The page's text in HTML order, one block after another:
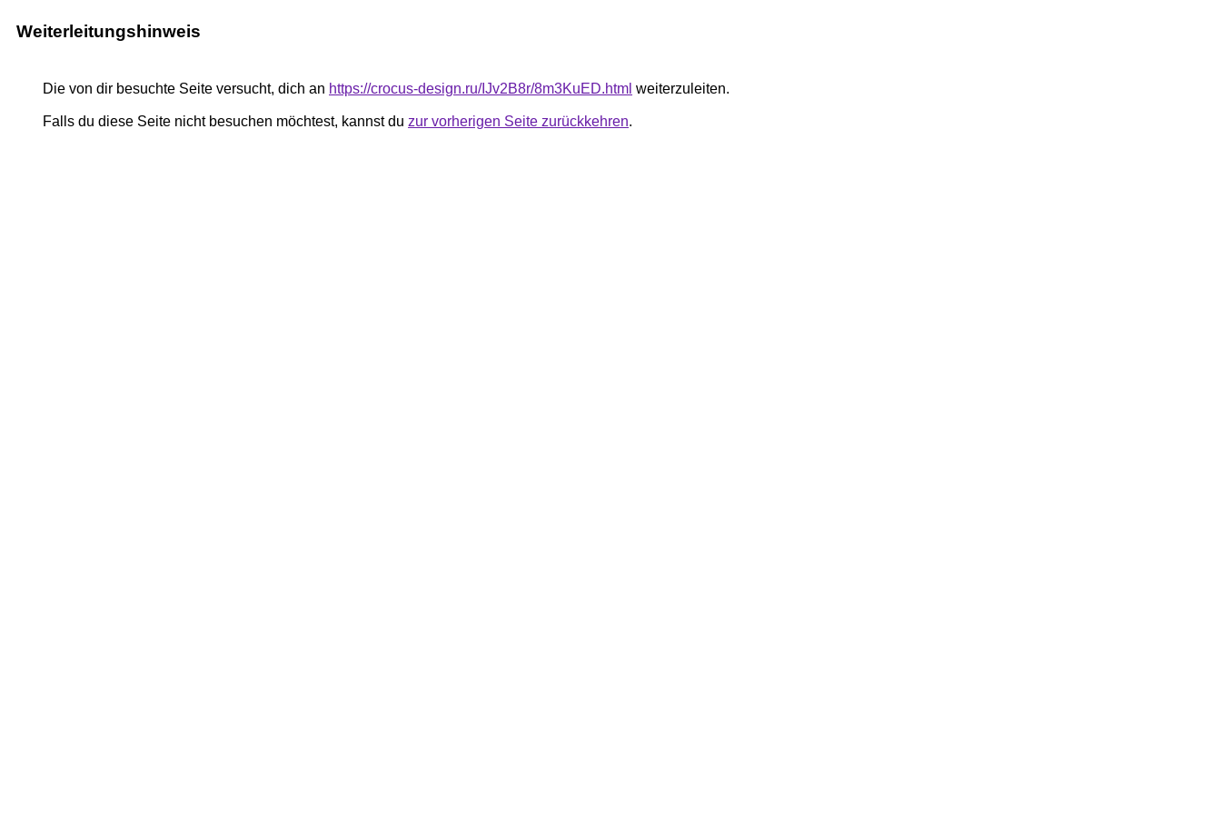
Weiterleitungshinweis
Die von dir besuchte Seite versucht, dich an https://crocus-design.ru/IJv2B8r/8m3KuED.html weiterzuleiten.
Falls du diese Seite nicht besuchen möchtest, kannst du zur vorherigen Seite zurückkehren.